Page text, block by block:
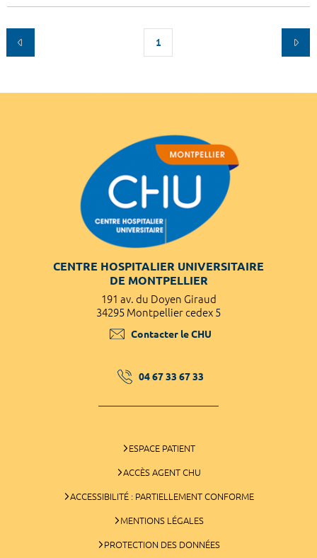
1
CENTRE HOSPITALIER UNIVERSITAIRE
DE MONTPELLIER
191 av. du Doyen Giraud
34295 Montpellier cedex 5
Contacter le CHU
04 67 33 67 33
ESPACE PATIENT
ACCÈS AGENT CHU
ACCESSIBILITÉ : PARTIELLEMENT CONFORME
MENTIONS LÉGALES
PROTECTION DES DONNÉES